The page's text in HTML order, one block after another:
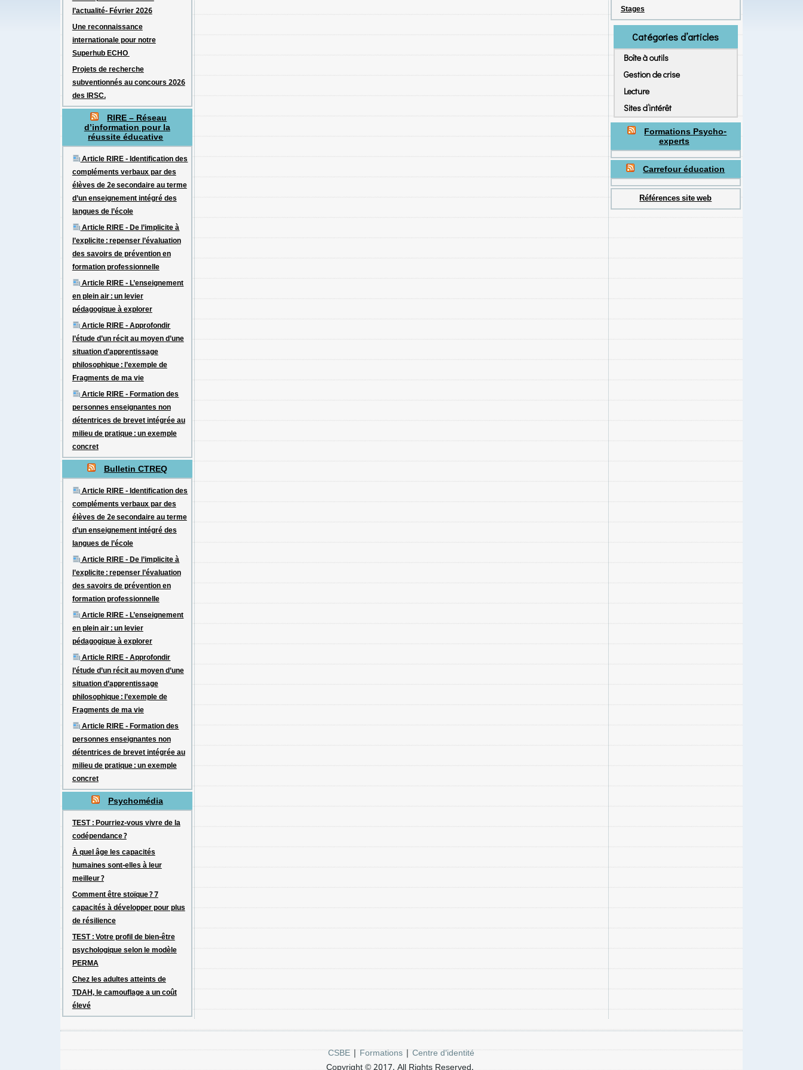
l’actualité- Février 2026
Une reconnaissance
internationale pour notre
Superhub ECHO
Projets de recherche
subventionnés au concours 2026
des IRSC.
RIRE – Réseau
d’information pour la
réussite éducative
Article RIRE - Identification des
compléments verbaux par des
élèves de 2e secondaire au terme
d’un enseignement intégré des
langues de l’école
Article RIRE - De l’implicite à
l’explicite : repenser l’évaluation
des savoirs de prévention en
formation professionnelle
Article RIRE - L’enseignement
en plein air : un levier
pédagogique à explorer
Article RIRE - Approfondir
l’étude d’un récit au moyen d’une
situation d’apprentissage
philosophique : l’exemple de
Fragments de ma vie
Article RIRE - Formation des
personnes enseignantes non
détentrices de brevet intégrée au
milieu de pratique : un exemple
concret
Bulletin CTREQ
Article RIRE - Identification des
compléments verbaux par des
élèves de 2e secondaire au terme
d’un enseignement intégré des
langues de l’école
Article RIRE - De l’implicite à
l’explicite : repenser l’évaluation
des savoirs de prévention en
formation professionnelle
Article RIRE - L’enseignement
en plein air : un levier
pédagogique à explorer
Article RIRE - Approfondir
l’étude d’un récit au moyen d’une
situation d’apprentissage
philosophique : l’exemple de
Fragments de ma vie
Article RIRE - Formation des
personnes enseignantes non
détentrices de brevet intégrée au
milieu de pratique : un exemple
concret
Psychomédia
TEST : Pourriez-vous vivre de la
codépendance ?
À quel âge les capacités
humaines sont-elles à leur
meilleur ?
Comment être stoïque ? 7
capacités à développer pour plus
de résilience
TEST : Votre profil de bien-être
psychologique selon le modèle
PERMA
Chez les adultes atteints de
TDAH, le camouflage a un coût
élevé
Stages
Catégories d’articles
Boîte à outils
Gestion de crise
Lecture
Sites d’intérêt
Formations Psycho-
experts
Carrefour éducation
Références site web
CSBE | Formations |Centre d'identité